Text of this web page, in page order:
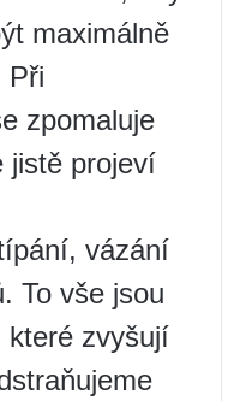
maximálně
Při
zpomaluje
jistě projeví
vázání
To vše jsou
které zvyšují